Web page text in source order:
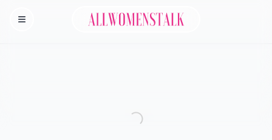
Homepage
Allwomenstalk